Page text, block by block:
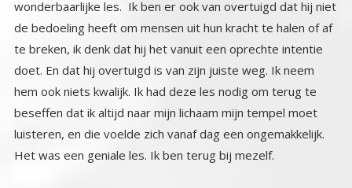
luisteren, en die voelde zich vanaf dag een ongemakkelijk.
Het was een geniale les. Ik ben terug bij mezelf.